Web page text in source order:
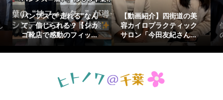
パンプスで“走れる”なん
て、信じられる？【シカ
ゴ靴店で感動のフィッ...
【動画紹介】四街道の美
容カイロプラクティック
サロン「今田友紀さん...